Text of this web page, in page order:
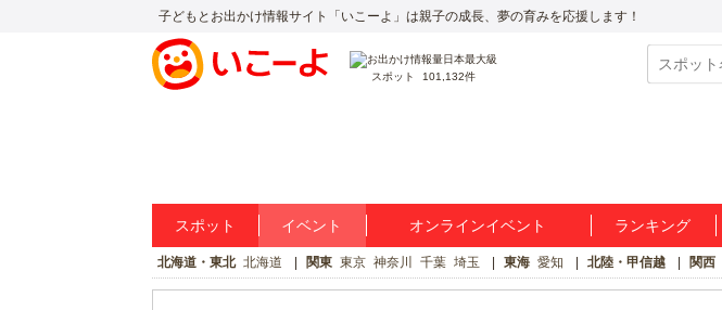
子どもとお出かけ情報サイト「いこーよ」は親子の成長、夢の育みを応援します！
スポット 101,132件
スポット イベント オンラインイベント ランキング
北海道・東北 北海道 関東 東京 神奈川 千葉 埼玉 東海 愛知 北陸・甲信越 関西